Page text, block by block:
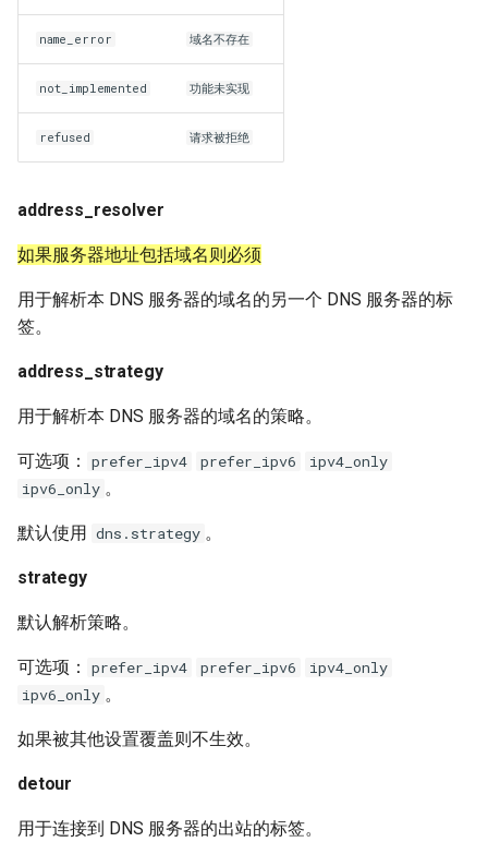
name_error 域名不存在
not_implemented 功能未实现
refused 请求被拒绝
address_resolver
如果服务器地址包括域名则必须
用于解析本 DNS 服务器的域名的另一个 DNS 服务器的标
签。
address_strategy
用于解析本 DNS 服务器的域名的策略。
可选项： prefer_ipv4 prefer_ipv6
ipv4_only
ipv6_only 。
默认使用 dns.strategy 。
strategy
默认解析策略。
可选项： prefer_ipv4 prefer_ipv6
ipv4_only
ipv6_only 。
如果被其他设置覆盖则不生效。
detour
用于连接到 DNS 服务器的出站的标签。